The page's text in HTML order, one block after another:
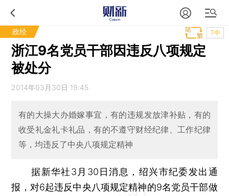
政经 T中
浙江9名党员干部因违反八项规定
被处分
2014年03月30日 19:45
有的大操大办婚嫁事宜，有的违规发放津补贴，有的
收受礼金礼卡礼品，有的不遵守财经纪律、工作纪律
等，均违反了中央八项规定精神
据新华社3月30日消息，绍兴市纪委发出通
报，对6起违反中央八项规定精神的9名党员干部做